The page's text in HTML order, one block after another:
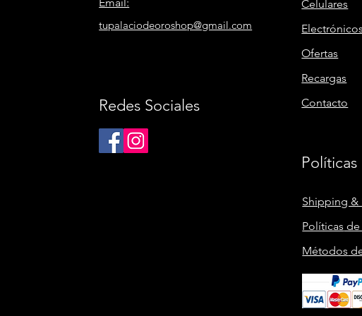
tupalaciodeoroshop@gmail.com
Redes Sociales
Celulares
Electrónicos
Ofertas
Recargas
Contacto
Políticas
Shipping &
Políticas de
Métodos